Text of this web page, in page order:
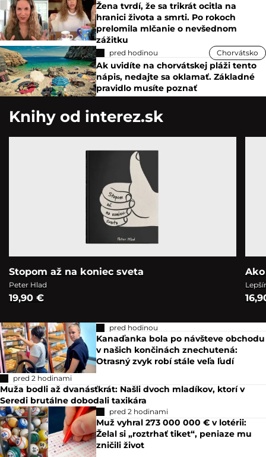
Žena tvrdí, že sa trikrát ocitla na
hranici života a smrti. Po rokoch
prelomila mlčanie o nevšednom
zážitku
pred hodinou Chorvátsko
Ak uvidíte na chorvátskej pláži tento
nápis, nedajte sa oklamať. Základné
pravidlo musíte poznať
Knihy od interez.sk
Stopom až na koniec sveta
Peter Hlad
19,90 €
pred hodinou
Kanaďanka bola po návšteve obchodu
v našich končinách znechutená:
Otrasný zvyk robí stále veľa ľudí
pred 2 hodinami
Muža bodli až dvanásťkrát: Našli dvoch mladíkov, ktorí v
Seredi brutálne dobodali taxikára
pred 2 hodinami
Muž vyhral 273 000 000 € v lotérii:
Želal si „roztrhať tiket“, peniaze mu
zničili život